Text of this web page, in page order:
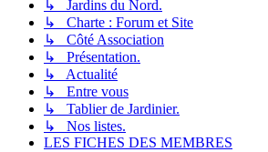
↳ Jardins du Nord.
↳ Charte : Forum et Site
↳ Côté Association
↳ Présentation.
↳ Actualité
↳ Entre vous
↳ Tablier de Jardinier.
↳ Nos listes.
LES FICHES DES MEMBRES